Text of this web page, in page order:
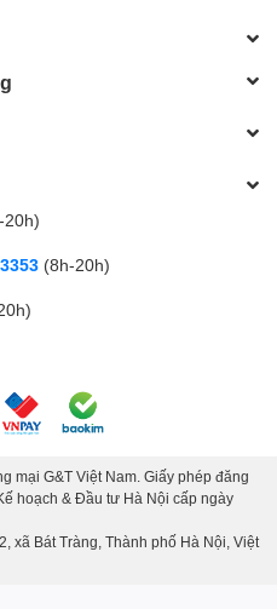
20h)
(8h-20h)
mại G&T Việt Nam. Giấy phép đăng
hoạch & Đầu tư Hà Nội cấp ngày
xã Bát Tràng, Thành phố Hà Nội, Việt